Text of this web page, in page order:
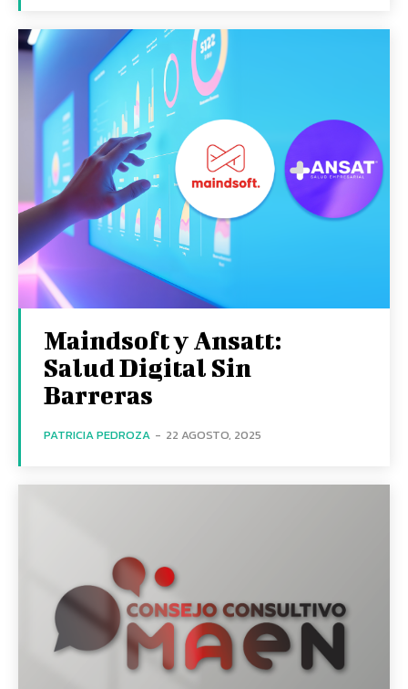
Maindsoft y Ansatt:
Salud Digital Sin
Barreras
PATRICIA PEDROZA - 22 AGOSTO, 2025